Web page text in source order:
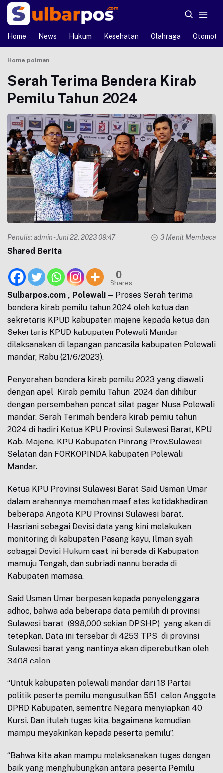
Home News Hukum Kesehatan Olahraga Otomotif
Home polman
Serah Terima Bendera Kirab
Pemilu Tahun 2024
Penulis:admin- Juni 22, 2023 09:47 3 Menit Membaca
Shared Berita
0
Shares
Sulbarpos.com , Polewali — Proses Serah terima
bendera kirab pemilu tahun 2024 oleh ketua dan
sekretaris KPUD kabupaten majene kepada ketua dan
Sekertaris KPUD kabupaten Polewali Mandar
dilaksanakan di lapangan pancasila kabupaten Polewali
mandar, Rabu (21/6/2023).
Penyerahan bendera kirab pemilu 2023 yang diawali
dengan apel Kirab pemilu Tahun 2024 dan dihibur
dengan persembahan pencat silat pagar Nusa Polewali
mandar. Serah Terimah bendera kirab pemiu tahun
2024 di hadiri Ketua KPU Provinsi Sulawesi Barat, KPU
Kab. Majene, KPU Kabupaten Pinrang Prov.Sulawesi
Selatan dan FORKOPINDA kabupaten Polewali
Mandar.
Ketua KPU Provinsi Sulawesi Barat Said Usman Umar
dalam arahannya memohan maaf atas ketidakhadiran
beberapa Angota KPU Provinsi Sulawesi barat.
Hasriani sebagai Devisi data yang kini melakukan
monitoring di kabupaten Pasang kayu, Ilman syah
sebagai Devisi Hukum saat ini berada di Kabupaten
mamuju Tengah, dan subriadi nannu berada di
Kabupaten mamasa.
Said Usman Umar berpesan kepada penyelenggara
adhoc, bahwa ada beberapa data pemilih di provinsi
Sulawesi barat (998,000 sekian DPSHP) yang akan di
tetepkan. Data ini tersebar di 4253 TPS di provinsi
Sulawesi barat yang nantinya akan diperebutkan oleh
3408 calon.
“Untuk kabupaten polewali mandar dari 18 Partai
politik peserta pemilu mengusulkan 551 calon Anggota
DPRD Kabupaten, sementra Negara menyiapkan 40
Kursi. Dan itulah tugas kita, bagaimana kemudian
mampu meyakinkan kepada peserta pemilu”.
“Bahwa kita akan mampu melaksanakan tugas dengan
baik yang menghubungkan antara peserta Pemilu